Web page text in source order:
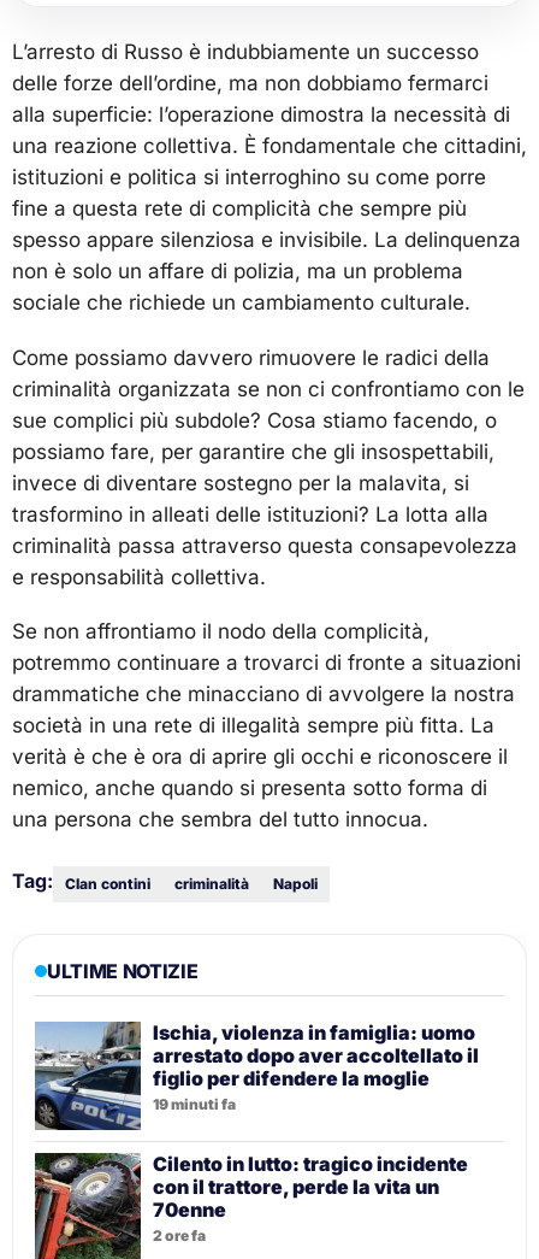
L’arresto di Russo è indubbiamente un successo
delle forze dell’ordine, ma non dobbiamo fermarci
alla superficie: l’operazione dimostra la necessità di
una reazione collettiva. È fondamentale che cittadini,
istituzioni e politica si interroghino su come porre
fine a questa rete di complicità che sempre più
spesso appare silenziosa e invisibile. La delinquenza
non è solo un affare di polizia, ma un problema
sociale che richiede un cambiamento culturale.
Come possiamo davvero rimuovere le radici della
criminalità organizzata se non ci confrontiamo con le
sue complici più subdole? Cosa stiamo facendo, o
possiamo fare, per garantire che gli insospettabili,
invece di diventare sostegno per la malavita, si
trasformino in alleati delle istituzioni? La lotta alla
criminalità passa attraverso questa consapevolezza
e responsabilità collettiva.
Se non affrontiamo il nodo della complicità,
potremmo continuare a trovarci di fronte a situazioni
drammatiche che minacciano di avvolgere la nostra
società in una rete di illegalità sempre più fitta. La
verità è che è ora di aprire gli occhi e riconoscere il
nemico, anche quando si presenta sotto forma di
una persona che sembra del tutto innocua.
Tag: Clan contini criminalità Napoli
ULTIME NOTIZIE
Ischia, violenza in famiglia: uomo
arrestato dopo aver accoltellato il
figlio per difendere la moglie
19 minuti fa
Cilento in lutto: tragico incidente
con il trattore, perde la vita un
70enne
2 ore fa